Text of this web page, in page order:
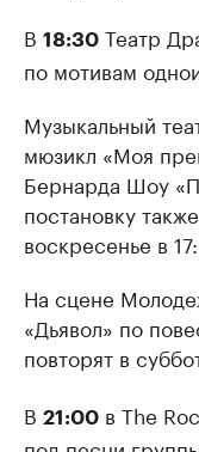
В 18:30 Театр
по мотивам
Музыкальный
мюзикл «Моя
Бернарда Шоу
постановку
воскресенье в
На сцене
«Дьявол» по
повторят в
В 21:00 в The